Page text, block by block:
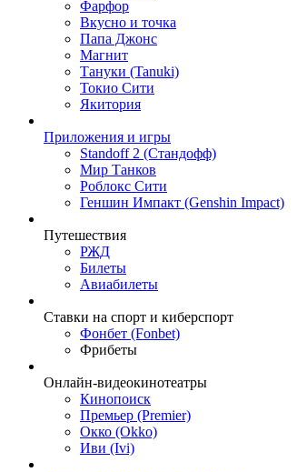
Фарфор
Вкусно и точка
Папа Джонс
Магнит
Тануки (Tanuki)
Токио Сити
Якитория
Приложения и игры
Standoff 2 (Стандофф)
Мир Танков
Роблокс Сити
Геншин Импакт (Genshin Impact)
Путешествия
РЖД
Билеты
Авиабилеты
Ставки на спорт и киберспорт
Фонбет (Fonbet)
Фрибеты
Онлайн-видеокинотеатры
Кинопоиск
Премьер (Premier)
Окко (Okko)
Иви (Ivi)